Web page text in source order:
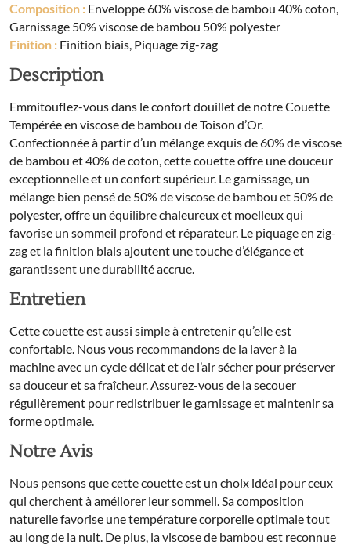
Composition : Enveloppe 60% viscose de bambou 40% coton,
Garnissage 50% viscose de bambou 50% polyester
Finition : Finition biais, Piquage zig-zag
Description
Emmitouflez-vous dans le confort douillet de notre Couette
Tempérée en viscose de bambou de Toison d’Or.
Confectionnée à partir d’un mélange exquis de 60% de viscose
de bambou et 40% de coton, cette couette offre une douceur
exceptionnelle et un confort supérieur. Le garnissage, un
mélange bien pensé de 50% de viscose de bambou et 50% de
polyester, offre un équilibre chaleureux et moelleux qui
favorise un sommeil profond et réparateur. Le piquage en zig-
zag et la finition biais ajoutent une touche d’élégance et
garantissent une durabilité accrue.
Entretien
Cette couette est aussi simple à entretenir qu’elle est
confortable. Nous vous recommandons de la laver à la
machine avec un cycle délicat et de l’air sécher pour préserver
sa douceur et sa fraîcheur. Assurez-vous de la secouer
régulièrement pour redistribuer le garnissage et maintenir sa
forme optimale.
Notre Avis
Nous pensons que cette couette est un choix idéal pour ceux
qui cherchent à améliorer leur sommeil. Sa composition
naturelle favorise une température corporelle optimale tout
au long de la nuit. De plus, la viscose de bambou est reconnue